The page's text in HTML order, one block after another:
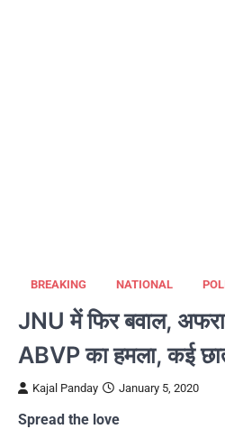
BREAKING NATIONAL
JNU में फिर बवाल,
ABVP का हमला, कई
Kajal Panday January 5, 2020
Spread the love